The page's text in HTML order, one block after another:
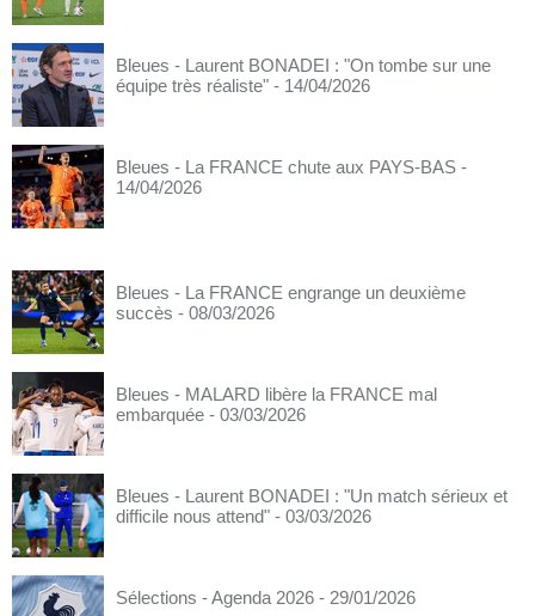
Bleues - Laurent BONADEI : "On tombe sur une
équipe très réaliste" - 14/04/2026
Bleues - La FRANCE chute aux PAYS-BAS -
14/04/2026
Bleues - La FRANCE engrange un deuxième
succès - 08/03/2026
Bleues - MALARD libère la FRANCE mal
embarquée - 03/03/2026
Bleues - Laurent BONADEI : "Un match sérieux et
difficile nous attend" - 03/03/2026
Sélections - Agenda 2026 - 29/01/2026